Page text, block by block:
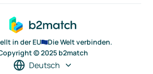
in der EU
Die Welt verbinden.
© 2025 b2match
Deutsch